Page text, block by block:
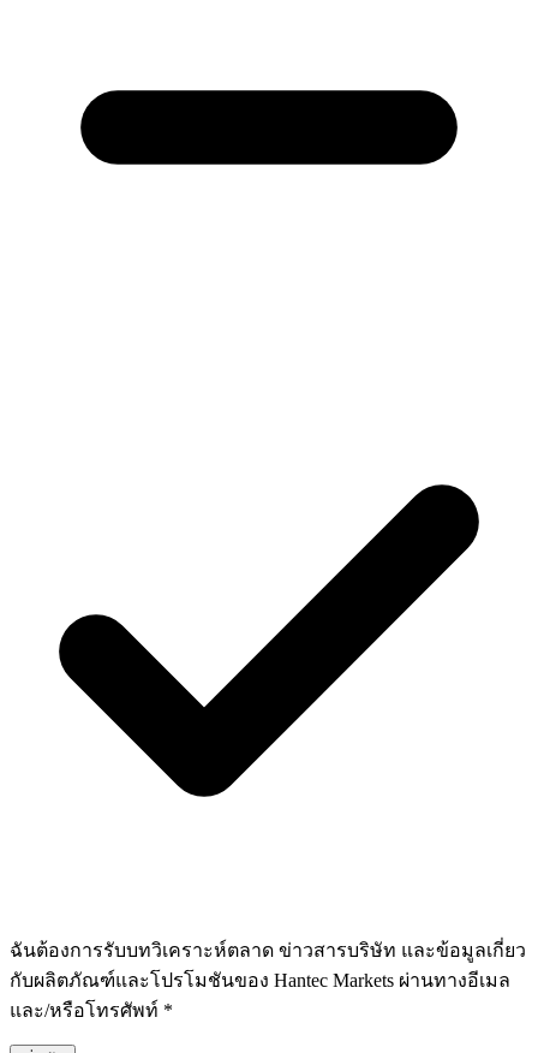
ฉันต้องการรับบทวิเคราะห์ตลาด ข่าวสารบริษัท และข้อมูลเกี่ยว
กับผลิตภัณฑ์และโปรโมชันของ Hantec Markets ผ่านทางอีเมล
และ/หรือโทรศัพท์ *